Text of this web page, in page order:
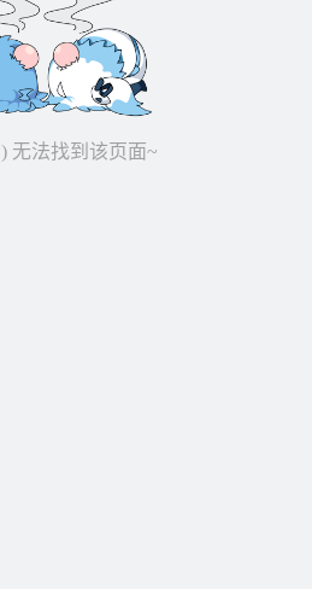
无法找到该页面~